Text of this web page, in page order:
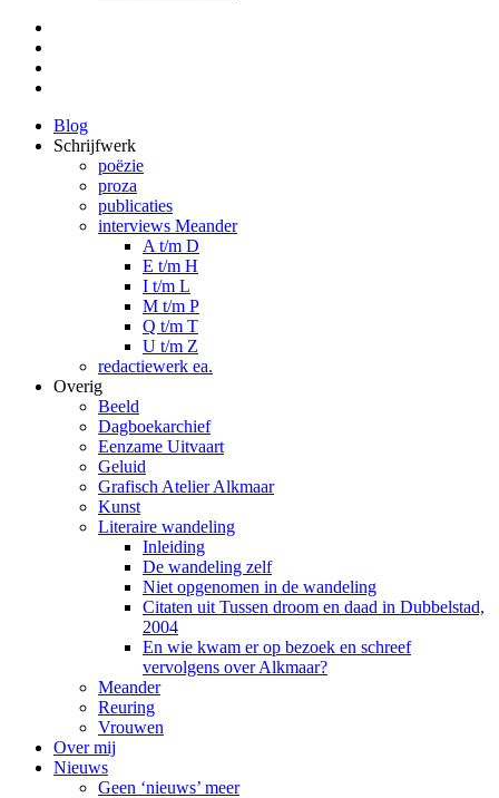
Blog
Schrijfwerk
poëzie
proza
publicaties
interviews Meander
A t/m D
E t/m H
I t/m L
M t/m P
Q t/m T
U t/m Z
redactiewerk ea.
Overig
Beeld
Dagboekarchief
Eenzame Uitvaart
Geluid
Grafisch Atelier Alkmaar
Kunst
Literaire wandeling
Inleiding
De wandeling zelf
Niet opgenomen in de wandeling
Citaten uit Tussen droom en daad in Dubbelstad,
2004
En wie kwam er op bezoek en schreef
vervolgens over Alkmaar?
Meander
Reuring
Vrouwen
Over mij
Nieuws
Geen ‘nieuws’ meer